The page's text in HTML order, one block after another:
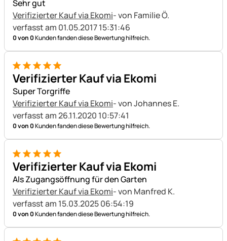
Sehr gut
Verifizierter Kauf via Ekomi- von Familie Ö.
verfasst am 01.05.2017 15:31:46
0 von 0Kunden fanden diese Bewertung hilfreich.
5 von 5
Verifizierter Kauf via Ekomi
Super Torgriffe
Verifizierter Kauf via Ekomi- von Johannes E.
verfasst am 26.11.2020 10:57:41
0 von 0Kunden fanden diese Bewertung hilfreich.
5 von 5
Verifizierter Kauf via Ekomi
Als Zugangsöffnung für den Garten
Verifizierter Kauf via Ekomi- von Manfred K.
verfasst am 15.03.2025 06:54:19
0 von 0Kunden fanden diese Bewertung hilfreich.